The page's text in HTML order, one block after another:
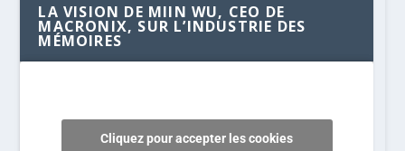
LA VISION DE MIIN WU, CEO DE
MACRONIX, SUR L’INDUSTRIE DES
MÉMOIRES
Cliquez pour accepter les cookies